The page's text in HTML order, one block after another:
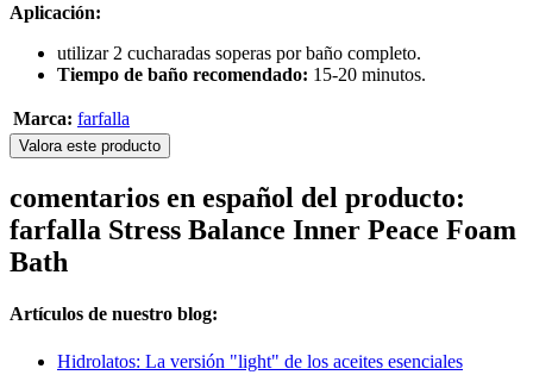
Aplicación:
utilizar 2 cucharadas soperas por baño completo.
Tiempo de baño recomendado: 15-20 minutos.
Marca: farfalla
Valora este producto
comentarios en español del producto:
farfalla Stress Balance Inner Peace Foam
Bath
Artículos de nuestro blog:
Hidrolatos: La versión "light" de los aceites esenciales